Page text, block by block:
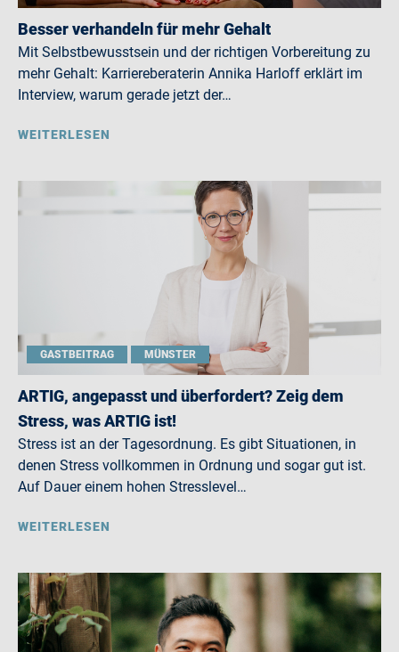
Besser verhandeln für mehr Gehalt
Mit Selbstbewusstsein und der richtigen Vorbereitung zu
mehr Gehalt: Karriereberaterin Annika Harloff erklärt im
Interview, warum gerade jetzt der…
WEITERLESEN
GASTBEITRAG MÜNSTER
ARTIG, angepasst und überfordert? Zeig dem
Stress, was ARTIG ist!
Stress ist an der Tagesordnung. Es gibt Situationen, in
denen Stress vollkommen in Ordnung und sogar gut ist.
Auf Dauer einem hohen Stresslevel…
WEITERLESEN